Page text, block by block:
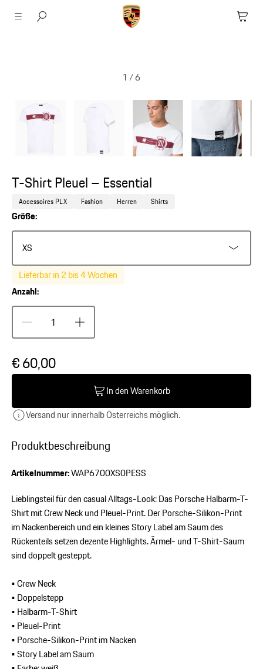
1 /6
Produktbeschreibung
Artikelnummer:WAP6700XS0PESS
Lieblingsteil für den casual Alltags-Look: Das Porsche Halbarm-T-
Shirt mit Crew Neck und Pleuel-Print. Der Porsche-Silikon-Print
im Nackenbereich und ein kleines Story Label am Saum des
Rückenteils setzen dezente Highlights. Ärmel- und T-Shirt-Saum
sind doppelt gesteppt.
• Crew Neck
• Doppelstepp
• Halbarm-T-Shirt
• Pleuel-Print
• Porsche-Silikon-Print im Nacken
• Story Label am Saum
T-Shirt Pleuel – Essential
Accessoires PLX Fashion Herren Shirts
Größe:
XS
Lieferbar in 2 bis 4 Wochen
Anzahl:
€ 60,00
In den Warenkorb
Versand nur innerhalb Österreichs möglich.